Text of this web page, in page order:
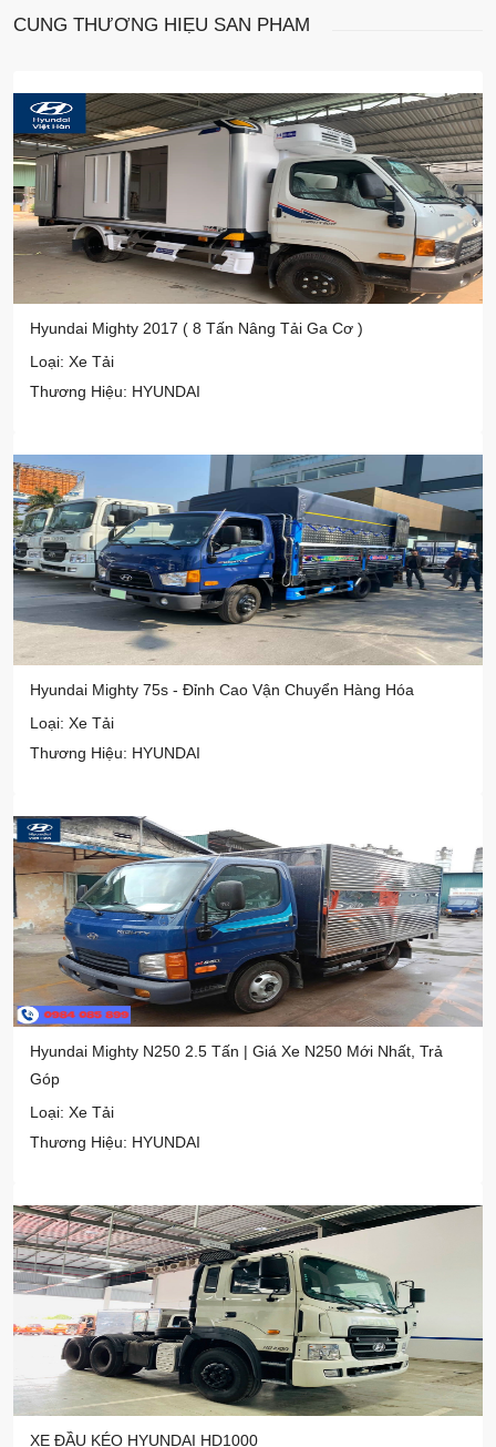
CÙNG THƯƠNG HIỆU SẢN PHẨM
Hyundai Mighty 2017 ( 8 Tấn Nâng Tải Ga Cơ )
Loại: Xe Tải
Thương Hiệu: HYUNDAI
Hyundai Mighty 75s - Đỉnh Cao Vận Chuyển Hàng Hóa
Loại: Xe Tải
Thương Hiệu: HYUNDAI
Hyundai Mighty N250 2.5 Tấn | Giá Xe N250 Mới Nhất, Trả
Góp
Loại: Xe Tải
Thương Hiệu: HYUNDAI
XE ĐẦU KÉO HYUNDAI HD1000